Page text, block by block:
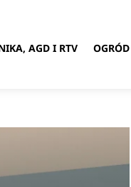
AGD I RTV OGRÓD